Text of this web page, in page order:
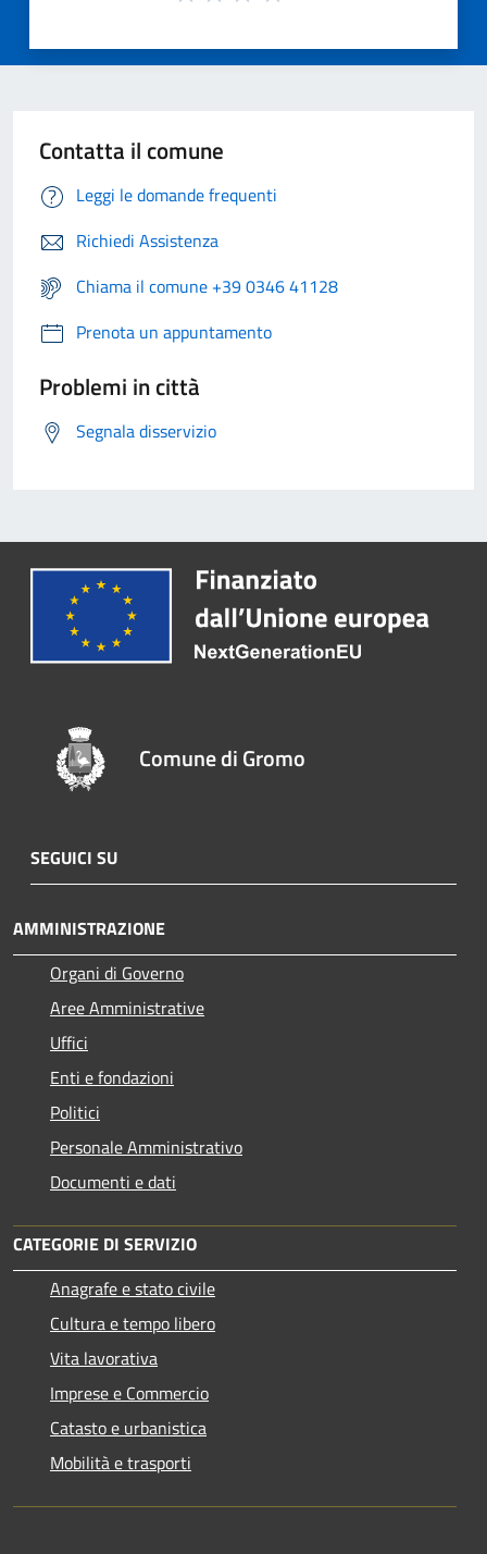
Contatta il comune
Leggi le domande frequenti
Richiedi Assistenza
Chiama il comune +39 0346 41128
Prenota un appuntamento
Problemi in città
Segnala disservizio
Comune di Gromo
SEGUICI SU
AMMINISTRAZIONE
Organi di Governo
Aree Amministrative
Uffici
Enti e fondazioni
Politici
Personale Amministrativo
Documenti e dati
CATEGORIE DI SERVIZIO
Anagrafe e stato civile
Cultura e tempo libero
Vita lavorativa
Imprese e Commercio
Catasto e urbanistica
Mobilità e trasporti